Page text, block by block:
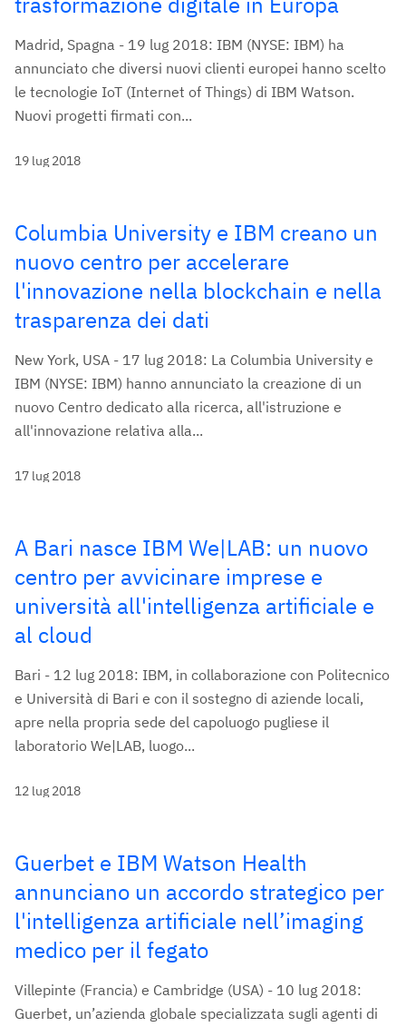
Madrid, Spagna - 19 lug 2018: IBM (NYSE: IBM) ha
annunciato che diversi nuovi clienti europei hanno scelto
le tecnologie IoT (Internet of Things) di IBM Watson.
Nuovi progetti firmati con...
19 lug 2018
Columbia University e IBM creano un
nuovo centro per accelerare
l'innovazione nella blockchain e nella
trasparenza dei dati
New York, USA - 17 lug 2018: La Columbia University e
IBM (NYSE: IBM) hanno annunciato la creazione di un
nuovo Centro dedicato alla ricerca, all'istruzione e
all'innovazione relativa alla...
17 lug 2018
A Bari nasce IBM We|LAB: un nuovo
centro per avvicinare imprese e
università all'intelligenza artificiale e
al cloud
Bari - 12 lug 2018: IBM, in collaborazione con Politecnico
e Università di Bari e con il sostegno di aziende locali,
apre nella propria sede del capoluogo pugliese il
laboratorio We|LAB, luogo...
12 lug 2018
Guerbet e IBM Watson Health
annunciano un accordo strategico per
l'intelligenza artificiale nell’imaging
medico per il fegato
Villepinte (Francia) e Cambridge (USA) - 10 lug 2018:
Guerbet, un’azienda globale specializzata sugli agenti di